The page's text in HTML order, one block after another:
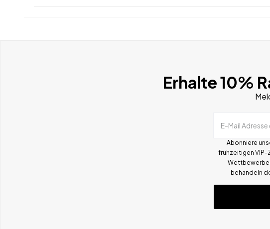
Erhalte 10%
E-Mail
Abonniere
frühzeitigen VIP-
behandeln